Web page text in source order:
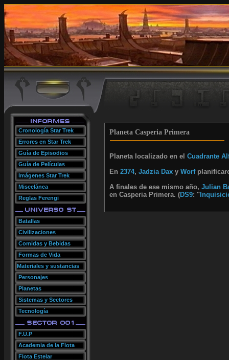
Cronología Star Trek
Errores en Star Trek
Guía de Episodios
Guía de Películas
Imágenes Star Trek
Miscelánea
Reglas Ferengi
Batallas
Civilizaciones
Comidas y Bebidas
Formas de Vida
Materiales y sustancias
Personajes
Planetas
Sistemas y Sectores
Tecnología
F.U.P
Academia de la Flota
Flota Estelar
Planeta Casperia Primera
Planeta localizado en elCuadrante
En2374,Jadzia Dax yWorf
A finales de ese mismo año,Julian
en Casperia Primera. (DS9: "